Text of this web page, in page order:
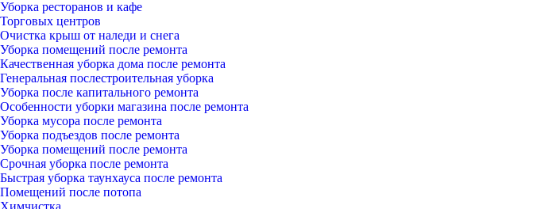
Уборка ресторанов и кафе
Торговых центров
Очистка крыш от наледи и снега
Уборка помещений после ремонта
Качественная уборка дома после ремонта
Генеральная послестроительная уборка
Уборка после капитального ремонта
Особенности уборки магазина после ремонта
Уборка мусора после ремонта
Уборка подъездов после ремонта
Уборка помещений после ремонта
Срочная уборка после ремонта
Быстрая уборка таунхауса после ремонта
Помещений после потопа
Химчистка